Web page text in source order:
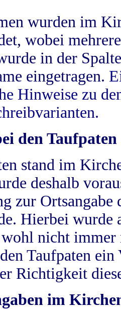
wurden im
wobei
in der
eingetragen.
Hinweise zu
den Taufpaten
stand im
deshalb
zur
Hierbei wurde
nicht
Taufpaten
Richtigkeit
im